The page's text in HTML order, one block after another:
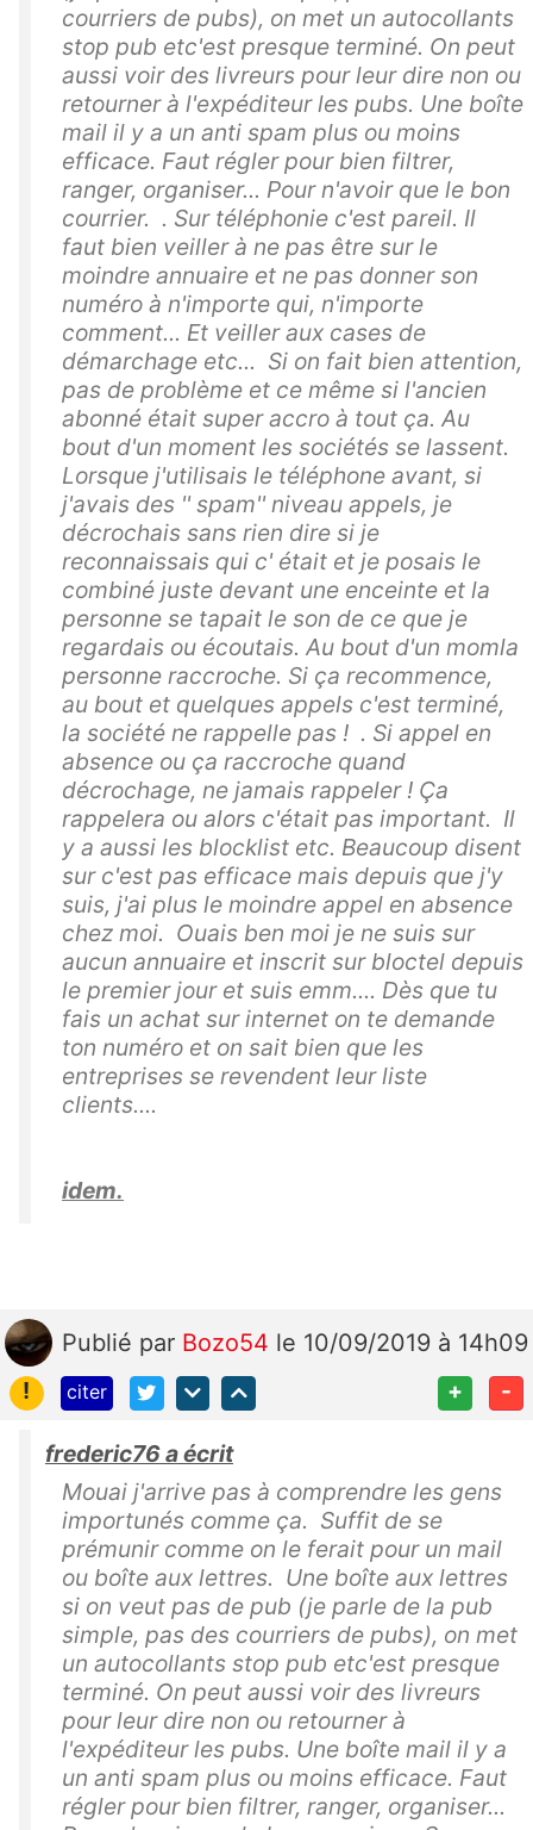
courriers de pubs), on met un autocollants
stop pub etc'est presque terminé. On peut
aussi voir des livreurs pour leur dire non ou
retourner à l'expéditeur les pubs. Une boîte
mail il y a un anti spam plus ou moins
efficace. Faut régler pour bien filtrer,
ranger, organiser... Pour n'avoir que le bon
courrier. . Sur téléphonie c'est pareil. Il
faut bien veiller à ne pas être sur le
moindre annuaire et ne pas donner son
numéro à n'importe qui, n'importe
comment... Et veiller aux cases de
démarchage etc... Si on fait bien attention,
pas de problème et ce même si l'ancien
abonné était super accro à tout ça. Au
bout d'un moment les sociétés se lassent.
Lorsque j'utilisais le téléphone avant, si
j'avais des '' spam'' niveau appels, je
décrochais sans rien dire si je
reconnaissais qui c' était et je posais le
combiné juste devant une enceinte et la
personne se tapait le son de ce que je
regardais ou écoutais. Au bout d'un momla
personne raccroche. Si ça recommence,
au bout et quelques appels c'est terminé,
la société ne rappelle pas ! . Si appel en
absence ou ça raccroche quand
décrochage, ne jamais rappeler ! Ça
rappelera ou alors c'était pas important. Il
y a aussi les blocklist etc. Beaucoup disent
sur c'est pas efficace mais depuis que j'y
suis, j'ai plus le moindre appel en absence
chez moi. Ouais ben moi je ne suis sur
aucun annuaire et inscrit sur bloctel depuis
le premier jour et suis emm.... Dès que tu
fais un achat sur internet on te demande
ton numéro et on sait bien que les
entreprises se revendent leur liste
clients....
idem.
Publié par Bozo54 le 10/09/2019 à 14h09
!
citer + -
frederic76 a écrit
Mouai j'arrive pas à comprendre les gens
importunés comme ça. Suffit de se
prémunir comme on le ferait pour un mail
ou boîte aux lettres. Une boîte aux lettres
si on veut pas de pub (je parle de la pub
simple, pas des courriers de pubs), on met
un autocollants stop pub etc'est presque
terminé. On peut aussi voir des livreurs
pour leur dire non ou retourner à
l'expéditeur les pubs. Une boîte mail il y a
un anti spam plus ou moins efficace. Faut
régler pour bien filtrer, ranger, organiser...